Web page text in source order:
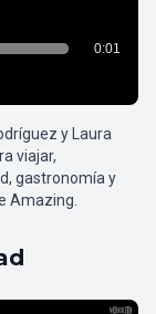
y Laura
viajar,
gastronomía y
Amazing.